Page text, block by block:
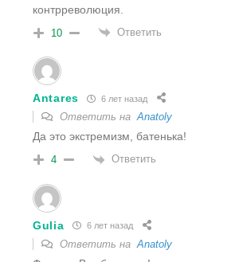
контрреволюция.
10 Ответить
Antares 6 лет назад
Ответить наAnatoly
Да это экстремизм, батенька!
4 Ответить
Gulia 6 лет назад
Ответить на Anatoly